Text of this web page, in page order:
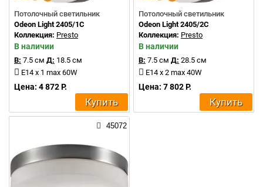
Потолочный светильник
Odeon Light 2405/1C
Коллекция: Presto
В наличии
В: 7.5 см Д: 18.5 см
E14 x 1 max 60W
Цена: 4 872 Р.
Купить
Потолочный светильник
Odeon Light 2405/2C
Коллекция: Presto
В наличии
В: 7.5 см Д: 28.5 см
E14 x 2 max 40W
Цена: 7 802 Р.
Купить
45072